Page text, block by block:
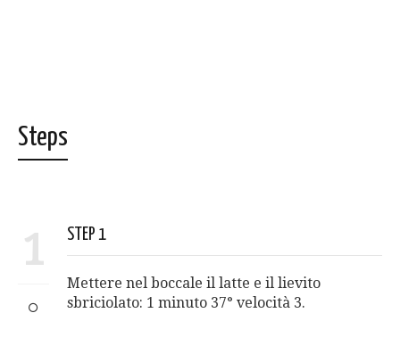
Steps
1 STEP 1
Mettere nel boccale il latte e il lievito
sbriciolato: 1 minuto 37° velocità 3.